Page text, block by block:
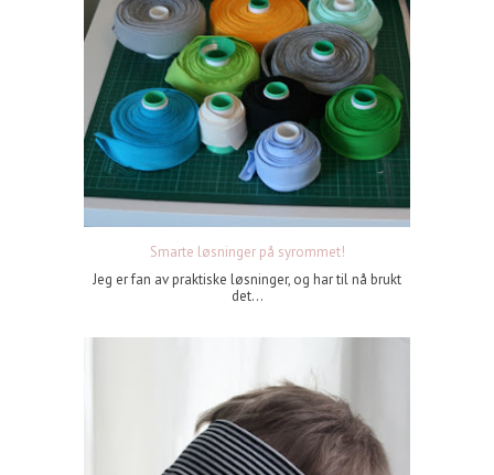
Smarte løsninger på syrommet!
Jeg er fan av praktiske løsninger, og har til nå brukt
det...